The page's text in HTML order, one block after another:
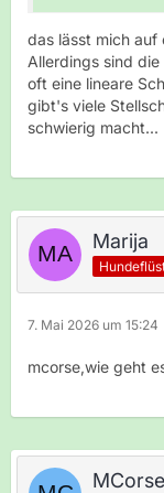
das lässt mich auf
Allerdings sind
oft eine lineare
gibt's viele
schwierig macht...
Marija
7. Mai 2026 um 15:24
mcorse,wie geht
MCorse